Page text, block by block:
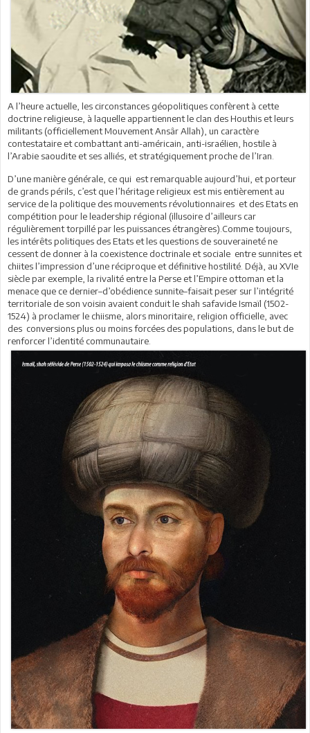
A l’heure actuelle, les circonstances géopolitiques confèrent à cette
doctrine religieuse, à laquelle appartiennent le clan des Houthis et leurs
militants (officiellement Mouvement Ansâr Allah), un caractère
contestataire et combattant anti-américain, anti-israélien, hostile à
l’Arabie saoudite et ses alliés, et stratégiquement proche de l’Iran.
D’une manière générale, ce qui est remarquable aujourd’hui, et porteur
de grands périls, c’est que l’héritage religieux est mis entièrement au
service de la politique des mouvements révolutionnaires et des Etats en
compétition pour le leadership régional (illusoire d’ailleurs car
régulièrement torpillé par les puissances étrangères).Comme toujours,
les intérêts politiques des Etats et les questions de souveraineté ne
cessent de donner à la coexistence doctrinale et sociale entre sunnites et
chiites l’impression d’une réciproque et définitive hostilité. Déjà, au XVIe
siècle par exemple, la rivalité entre la Perse et l’Empire ottoman et la
menace que ce dernier–d’obédience sunnite–faisait peser sur l’intégrité
territoriale de son voisin avaient conduit le shah safavide Ismaïl (1502-
1524) à proclamer le chiisme, alors minoritaire, religion officielle, avec
des conversions plus ou moins forcées des populations, dans le but de
renforcer l’identité communautaire.